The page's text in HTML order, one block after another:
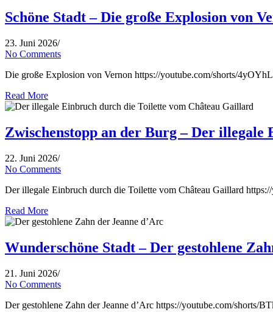
Schöne Stadt – Die große Explosion von
23. Juni 2026/
No Comments
Die große Explosion von Vernon https://youtube.com/shorts/
Read More
Zwischenstopp an der Burg – Der
22. Juni 2026/
No Comments
Der illegale Einbruch durch die Toilette vom Château Gaillard
Read More
Wunderschöne Stadt – Der gestohlene
21. Juni 2026/
No Comments
Der gestohlene Zahn der Jeanne d’Arc https://youtube.com/shorts/